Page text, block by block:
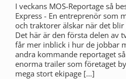
I veckans MOS-Reportage så
Express - En entreprenör som
och traktorer älskar när det
Det här är den första delen av
får mer inblick i hur de jobbar
andra kommande reportaget
enorma trailer som företaget
mega stort ekipage [...]